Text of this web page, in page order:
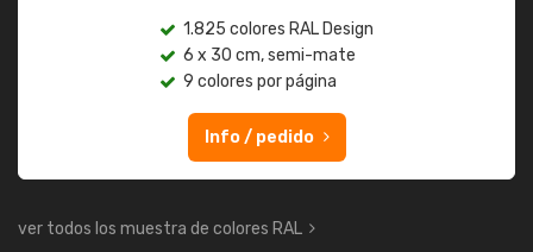
1.825 colores RAL Design
6 x 30 cm, semi-mate
9 colores por página
Info / pedido
ver todos los muestra de colores RAL